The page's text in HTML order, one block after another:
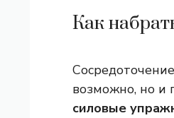
Как
возможно, но и
силовые